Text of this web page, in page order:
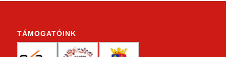
TÁMOGATÓINK